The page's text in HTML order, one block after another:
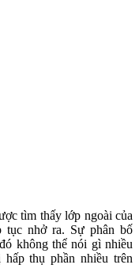
tìm thấy lớp ngoài của
tục nhở ra. Sự phân bố
không thể nói gì nhiều
thụ phần nhiều trên